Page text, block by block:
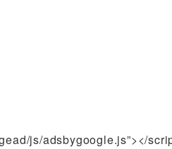
js/adsbygoogle.js”></